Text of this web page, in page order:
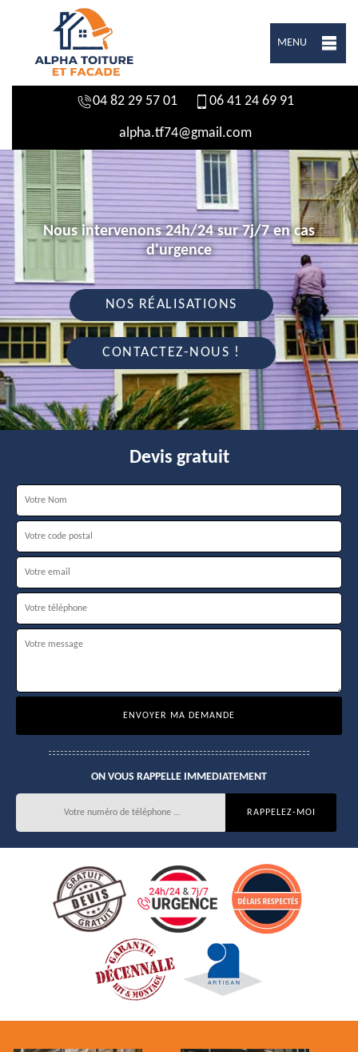
MENU
04 82 29 57 01 06 41 24 69 91
alpha.tf74@gmail.com
Nous intervenons 24h/24 sur 7j/7 en cas
d'urgence
NOS RÉALISATIONS
CONTACTEZ-NOUS !
Devis gratuit
ON VOUS RAPPELLE IMMEDIATEMENT